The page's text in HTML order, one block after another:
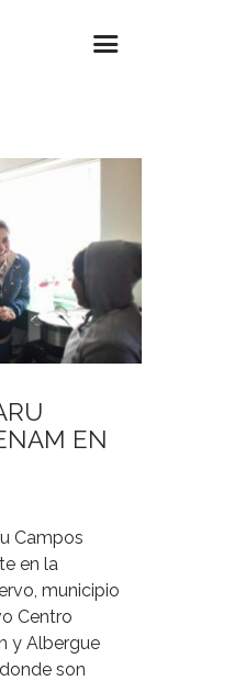
EN
Campos
en la
municipio
Centro
y Albergue
son